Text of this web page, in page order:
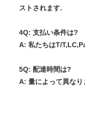
ストされます.
4Q: 支払い条件は?
A: 私たちはT/
5Q: 配達時間は?
A: 量によって異な